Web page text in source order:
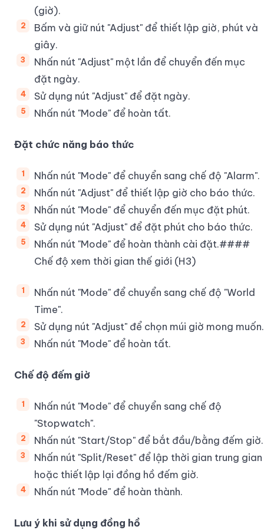
(giờ).
Bấm và giữ nút "Adjust" để thiết lập giờ, phút và
giây.
Nhấn nút "Adjust" một lần để chuyển đến mục
đặt ngày.
Sử dụng nút "Adjust" để đặt ngày.
Nhấn nút "Mode" để hoàn tất.
Đặt chức năng báo thức
Nhấn nút "Mode" để chuyển sang chế độ "Alarm".
Nhấn nút "Adjust" để thiết lập giờ cho báo thức.
Nhấn nút "Mode" để chuyển đến mục đặt phút.
Sử dụng nút "Adjust" để đặt phút cho báo thức.
Nhấn nút "Mode" để hoàn thành cài đặt.####
Chế độ xem thời gian thế giới (H3)
Nhấn nút "Mode" để chuyển sang chế độ "World
Time".
Sử dụng nút "Adjust" để chọn múi giờ mong muốn.
Nhấn nút "Mode" để hoàn tất.
Chế độ đếm giờ
Nhấn nút "Mode" để chuyển sang chế độ
"Stopwatch".
Nhấn nút "Start/Stop" để bắt đầu/bằng đếm giờ.
Nhấn nút "Split/Reset" để lập thời gian trung gian
hoặc thiết lập lại đồng hồ đếm giờ.
Nhấn nút "Mode" để hoàn thành.
Lưu ý khi sử dụng đồng hồ